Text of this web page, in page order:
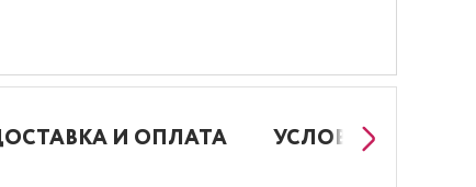
И ОПЛАТА УСЛОВИЯ РАБОТЫ